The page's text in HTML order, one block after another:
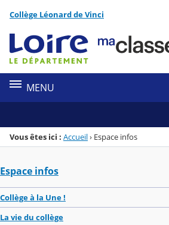
Menu de la rubrique
Contenu
Collège Léonard de Vinci
MENU
Vous êtes ici : Accueil› Espace infos
Espace infos
Collège à la Une !
La vie du collège